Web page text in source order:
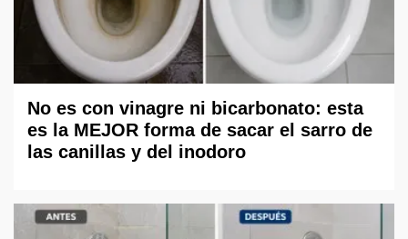
No es con vinagre ni bicarbonato: esta
es la MEJOR forma de sacar el sarro de
las canillas y del inodoro